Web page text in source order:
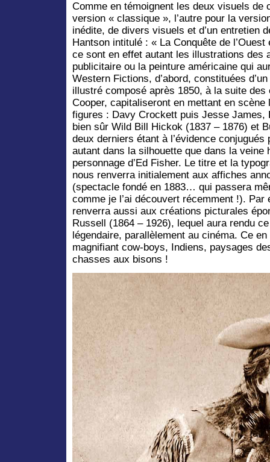
Comme en témoignent les deux visuels de
version « classique », l’autre pour la
inédite, de divers visuels et d’un entretien
Hantson intitulé : « La Conquête de
ce sont en effet autant les illustrations des
publicitaire ou la peinture américaine qui
Western Fictions, d’abord, constituées
illustré composé après 1850, à la suite
Cooper, capitaliseront en mettant en scène
figures : Davy Crockett puis Jesse James,
bien sûr Wild Bill Hickok (1837 – 1876) et
deux derniers étant à l’évidence conjugués
autant dans la silhouette que dans la veine
personnage d’Ed Fisher. Le titre et la
nous renverra initialement aux affiches
(spectacle fondé en 1883… qui passera
comme je l’ai découvert récemment !).
renverra aussi aux créations picturales
Russell (1864 – 1926), lequel aura rendu
légendaire, parallèlement au cinéma. Ce
magnifiant cow-boys, Indiens, paysages
chasses aux bisons !